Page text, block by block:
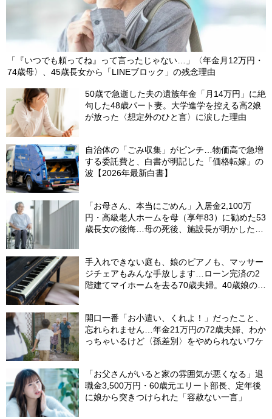
「『いつでも頼ってね』って言ったじゃない…」〈年金月12万円・
74歳母〉、45歳長女から「LINEブロック」の残念理由
50歳で急逝した夫の遺族年金「月14万円」に絶
句した48歳パート妻。大学進学を控える高2娘
が放った〈想定外のひと言〉に涙した理由
自治体の「ごみ収集」がピンチ…物価高で急増
する委託費と、白書が明記した「価格転嫁」の
波【2026年最新白書】
「お母さん、本当にごめん」入居金2,100万
円・高級老人ホームを母（享年83）に勧めた53
歳長女の後悔…母の死後、施設長が明かした
手入れできない庭も、娘のピアノも、マッサー
ジチェアもみんな手放します…ローン完済の2
階建てマイホームを去る70歳夫婦。40歳娘の提
開口一番「お小遣い、くれよ！」だったこと、
忘れられません…年金21万円の72歳夫婦、わか
っちゃいるけど〈孫差別〉をやめられないワケ
「お父さんがいると家の雰囲気が悪くなる」退
職金3,500万円・60歳元エリート部長、定年後
に娘から突きつけられた「容赦ない一言」